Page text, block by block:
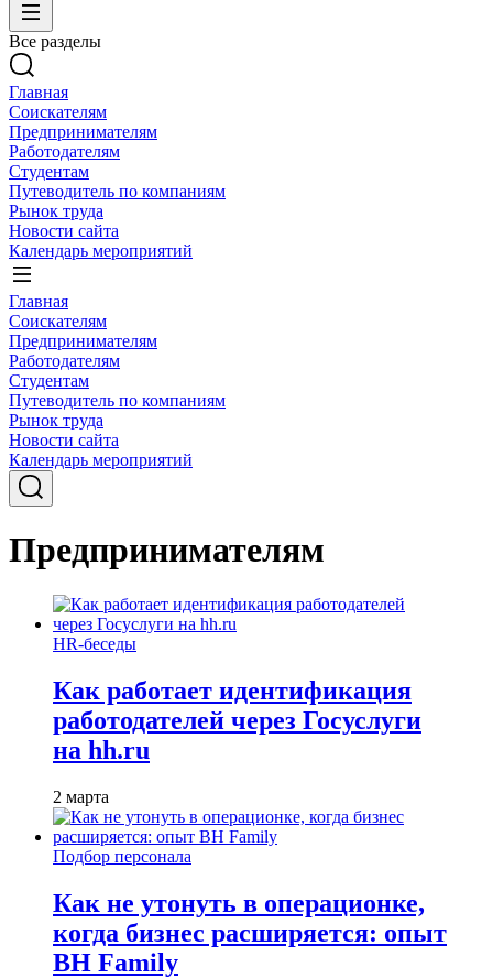
Все разделы
Главная
Соискателям
Предпринимателям
Работодателям
Студентам
Путеводитель по компаниям
Рынок труда
Новости сайта
Календарь мероприятий
Главная
Соискателям
Предпринимателям
Работодателям
Студентам
Путеводитель по компаниям
Рынок труда
Новости сайта
Календарь мероприятий
Предпринимателям
HR-беседы
Как работает идентификация
работодателей через Госуслуги
на hh.ru
2 марта
Подбор персонала
Как не утонуть в операционке,
когда бизнес расширяется: опыт
BH Family